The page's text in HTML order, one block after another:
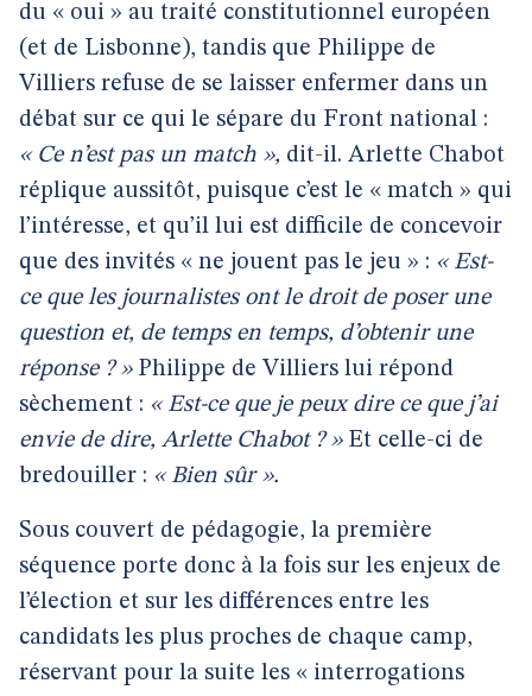
du « oui » au traité constitutionnel européen
(et de Lisbonne), tandis que Philippe de
Villiers refuse de se laisser enfermer dans un
débat sur ce qui le sépare du Front national :
« Ce n’est pas un match », dit-il. Arlette Chabot
réplique aussitôt, puisque c’est le « match » qui
l’intéresse, et qu’il lui est difficile de concevoir
que des invités « ne jouent pas le jeu » : « Est-
ce que les journalistes ont le droit de poser une
question et, de temps en temps, d’obtenir une
réponse ? » Philippe de Villiers lui répond
sèchement : « Est-ce que je peux dire ce que j’ai
envie de dire, Arlette Chabot ? » Et celle-ci de
bredouiller : « Bien sûr ».
Sous couvert de pédagogie, la première
séquence porte donc à la fois sur les enjeux de
l’élection et sur les différences entre les
candidats les plus proches de chaque camp,
réservant pour la suite les « interrogations